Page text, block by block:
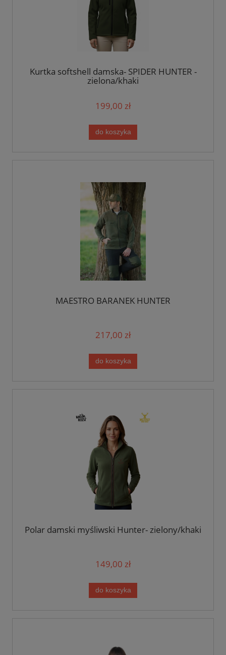
Kurtka softshell damska- SPIDER HUNTER -
zielona/khaki
199,00 zł
do koszyka
MAESTRO BARANEK HUNTER
217,00 zł
do koszyka
Polar damski myśliwski Hunter- zielony/khaki
149,00 zł
do koszyka